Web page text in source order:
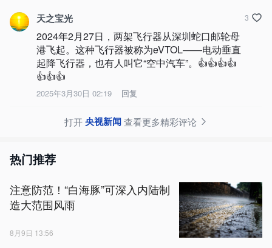
天之宝光
2024年2月27日，两架飞行器从深圳蛇口邮轮母
港飞起。这种飞行器被称为eVTOL——电动垂直
起降飞行器，也有人叫它“空中汽车”。👍👍👍👍
👍👍👍
2025年3月30日 02:19 回复
3
打开央视新闻查看更多精彩评论
热门推荐
注意防范！“白海豚”可深入内陆制
造大范围风雨
8月9日 13:56